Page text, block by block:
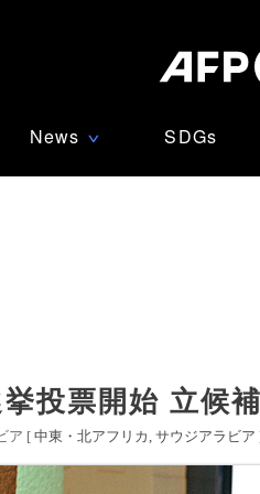
News ∨ SDGs
投票開始 立候
ア [中東・北アフリカ サウジアラビア